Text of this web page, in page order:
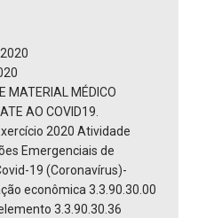
MATERIAL MÉDICO
AO COVID19.
2020 Atividade
Emergenciais de
19 (Coronavírus)-
econômica 3.3.90.30.00
3.3.90.30.36